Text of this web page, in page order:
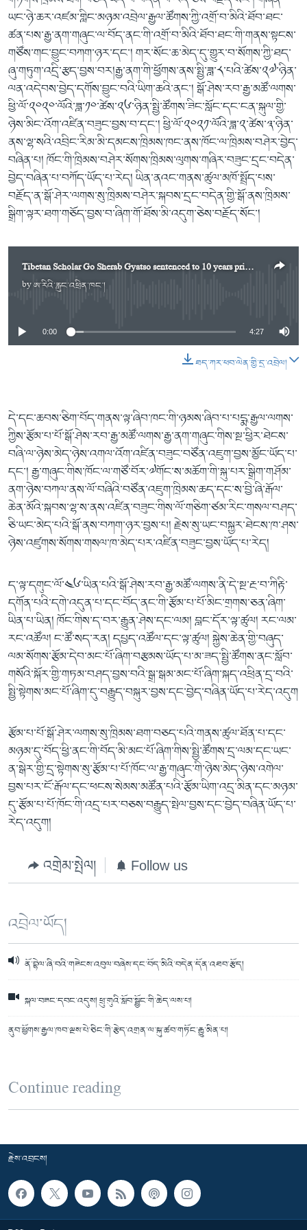
ཡང་ཉེ་ཆར་འཛམ་གླིང་མཉམ་འབྲེལ་རྒྱལ་ཚོགས་ཀྱི་འགྲོ་བ་མིའི་ཐོབ་ཐང་
ཚན་པས་རྒྱ་ནག་གཞུང་ལ་བོད་ནང་གི་འགྲོ་བ་མིའི་ཐོབ་ཐང་གི་གནས་སྟངས་
གཙོས་གང་བྱུང་བཀག་ཉར་དང་། གར་སོང་ཆ་མེད་དུ་གྱུར་བ་སོགས་ཀྱི་ཐད་
ཞུ་གཏུག་འདྲི་རྩད་བྱས་བར།རྒྱ་ནག་གི་ཕྱོགས་ནས་སྤྱི་ཟླ་༨་པའི་ཚེས་༢༧་ཉིན་
ལན་འདེབས་བྱེད་དགོས་བྱུང་བའི་ཡིག་ཆའི་ནང་། སྒོ་ཤེས་རབ་རྒྱ་མཚོ་ལགས་
ཕྱི་ལོ་༢༠༢༠་ལོའི་ཟླ་༡༠་ཚེས་༢༦་ཉིན་སྤྱི་ཚོགས་ཟིང་སློང་དང་ངན་སྐུལ་གྱི་
ཉེས་མིང་འོག་འཛིན་བཟུང་བྱས་བ་དང་། ཕྱི་ལོ་༢༠༢༡་ལོའི་ཟླ་༢་ཚེས་༣་ཉིན་
ནས་ལྷ་སའི་འབྲིང་རིམ་མི་དམངས་ཁྲིམས་ཁང་ནས་ཁོང་ལ་ཁྲིམས་བཤེར་བྱེད་
བཞིན་པ། ཁོང་གི་ཁྲིམས་བཤེར་སོགས་ཁྲིམས་ལུགས་གཞིར་བཟུང་དྲང་བདེན་
བྱེད་བཞིན་པ་བཀོད་ཡོད་པ་རེད། ཡིན་ནའང་གནས་ཚུལ་མཁོ་སྤྲོད་པས་
བརྗོད་ན་སྒོ་ཤེར་ལགས་སུ་ཁྲིམས་བཤེར་སྐབས་དྲང་བདེན་གྱི་སྒོ་ནས་ཁྲིམས་
སྒྲིག་ལྟར་ཐག་གཅོད་བྱས་བ་ཞིག་གོ་ཐོས་མི་འདུག་ཅེས་བརྗོད་སོང་།
Tibetan Scholar Go Sherab Gyatso sentenced to 10 years prison audio
byཨ་རིའི་རླུང་འཕྲིན་ཁང་།No media source currently available
0:00 4:27
ཐད་ཀར་ཕབ་ལེན་གྱི་དྲ་འབྲེལ།
དེ་དང་ཆབས་ཅིག་བོད་གནས་ལྟ་ཞིབ་ཁང་གི་ཉམས་ཞིབ་པ་པདྨ་རྒྱལ་ལགས་
ཀྱིས་རྩོམ་པ་པོ་སྒོ་ཤེས་རབ་རྒྱ་མཚོ་ལགས་རྒྱ་ནག་གཞུང་གིས་སྔ་ཕྱིར་ཐེངས་
བཞི་ལ་ཉེས་མེད་ཉེས་འགལ་འོག་འཛིན་བཟུང་བཙོན་འཇུག་བྱས་མྱོང་ཡོད་པ་
དང་། རྒྱ་གཞུང་གིས་ཁོང་ལ་གཙོ་བོར་༧གོང་ས་མཆོག་གི་སྐུ་པར་སྒྲིག་གཤོམ་
ནག་ཉེས་བཀལ་ནས་ལོ་བཞིའི་བཙོན་འཇུག་ཁྲིམས་ཆད་དང་ས་བྱི་ཞི་རྒོལ་
ཆེན་མོའི་སྐབས་ལྷ་ས་ནས་འཛིན་བཟུང་གིས་ལོ་གཅིག་ཙམ་རིང་གསལ་བཤད་
ཅི་ཡང་མེད་པའི་སྒོ་ནས་བཀག་ཉར་བྱས་པ། རྗེས་སུ་ཡང་བསྐྱར་ཐེངས་ཁ་ཤས་
ཉེས་འཛུགས་སོགས་གསལ་ཁ་མེད་པར་འཛིན་བཟུང་བྱས་ཡོད་པ་རེད།
ད་ལྟ་དགུང་ལོ་༤༦་ཡིན་པའི་སྒོ་ཤེས་རབ་རྒྱ་མཚོ་ལགས་ནི་དེ་སྔ་རྔ་བ་ཀིརྟི་
དགོན་པའི་དགེ་འདུན་པ་དང་བོད་ནང་གི་རྩོམ་པ་པོ་མིང་གྲགས་ཅན་ཞིག་
ཡིན་པ་ཡིན། ཁོང་གིས་ད་བར་རྒྱུན་ཤེས་དང་ལམ། བླང་དོར་ལྟ་ཚུལ། རང་ལམ་
རང་འཚོལ། ང་ཚོ་སད་རན། དཔྱད་འཚོལ་དང་ལྟ་ཚུལ། སྐྱེས་ཆེན་གྱི་བཞུད་
ལམ་སོགས་རྩོམ་དེབ་མང་པོ་ཞིག་བརྩམས་ཡོད་པ་མ་ཟད་སྤྱི་ཚོགས་ནང་སློབ་
གསོའི་སྐོར་གྱི་གཏམ་བཤད་བྱས་བའི་སྒྲ་སྒམ་མང་པོ་ཞིག་སྐད་འཕྲིན་དྲ་བའི་
སྤྱི་སྟེགས་མང་པོ་ཞིག་དུ་བརྒྱུད་བསྐུར་བྱས་དང་བྱེད་བཞིན་ཡོད་པ་རེད་འདུག
རྩོམ་པ་པོ་སྒོ་ཤེར་ལགས་སུ་ཁྲིམས་ཐག་བཅད་པའི་གནས་ཚུལ་ཐོན་པ་དང་
མཉམ་དུ་བོད་ཕྱི་ནང་གི་བོད་མི་མང་པོ་ཞིག་གིས་སྤྱི་ཚོགས་དྲ་ལམ་དང་ཡང་
ན་སྒེར་གྱི་དྲ་སྟེགས་སུ་རྩོམ་པ་པོ་ཁོང་ལ་རྒྱ་གཞུང་གི་ཉེས་མེད་ཉེས་འགེལ་
བྱས་པར་ངོ་རྒོལ་དང་ཕངས་སེམས་མཚོན་པའི་རྩོམ་ཡིག་འདྲ་མིན་དང་མཉམ་
དུ་རྩོམ་པ་པོ་ཁོང་གི་འདྲ་པར་བཅས་བརྒྱུད་སྤེལ་བྱས་དང་བྱེད་བཞིན་ཡོད་པ་
རེད་འདུག།
འགྲེམ་སྤེལ། Follow us
འབྲེལ་ཡོད།
ནོ་བྷེལ་ཞི་བའི་གཟེངས་འབུལ་བཞེས་དང་བོད་མིའི་བདེན་དོན་འཐབ་རྩོད།
སྐལ་བཟང་དབང་འདུས། ཕྲུ་གུའི་སློབ་སྦྱོང་གི་ཆེད་ལས་པ།
ནུབ་ཕྱོགས་རྒྱལ་ཁབ་ལྔས་པེ་ཅིང་གི་རྩེད་འགྲན་ལ་སྐུ་ཚབ་གཏོང་རྒྱུ་མིན་པ།
Continue reading
རྗེས་འབྲངས།